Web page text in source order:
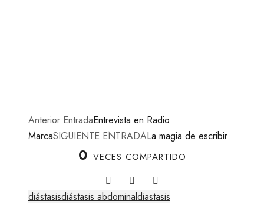
Anterior EntradaEntrevista en Radio
MarcaSIGUIENTE ENTRADALa magia de escribir
0 VECES COMPARTIDO
diástasisdiástasis abdominaldiastasis